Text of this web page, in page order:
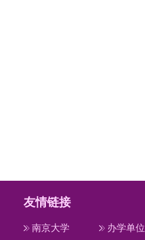
友情链接
南京大学 办学单位